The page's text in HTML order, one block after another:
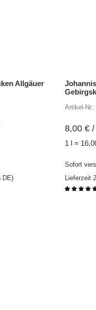
Allgäuer
DE)
Artikel-
8,00 €
1 l =
Sofort
Lieferzeit